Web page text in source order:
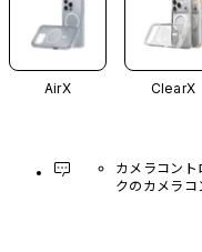
AirX ClearX
カメラコン
クのカメラ